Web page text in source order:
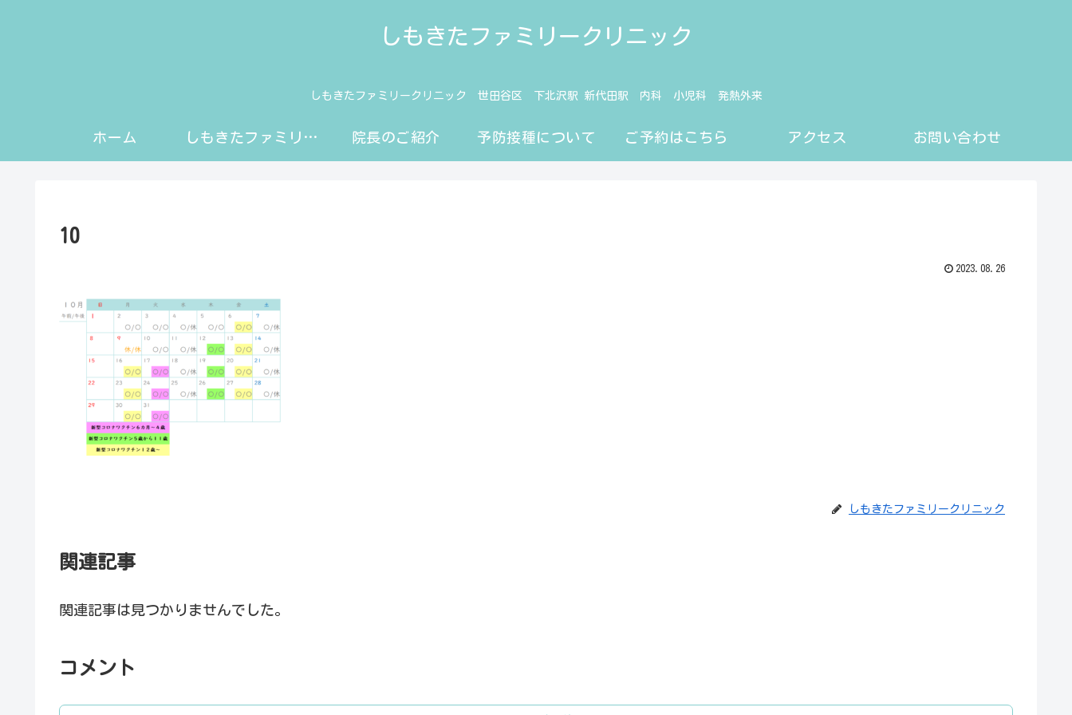
しもきたファミリークリニック
しもきたファミリークリニック 世田谷区 下北沢駅 新代田駅 内科 小児科 発熱外来
ホーム しもきたファミリークリニックにようこそ 院長のご紹介 予防接種について ご予約はこちら アクセス お問い合わせ
10
2023.08.26
しもきたファミリークリニック
関連記事
関連記事は見つかりませんでした。
コメント